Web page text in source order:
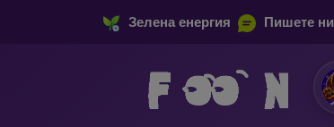
Зелена енергия Пишете ни